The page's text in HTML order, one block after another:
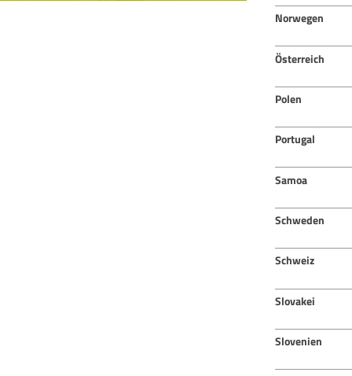
Norwegen
Österreich
Polen
Portugal
Samoa
Schweden
Schweiz
Slovakei
Slovenien